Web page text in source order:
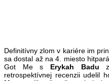
Definitívny zlom v kariére im
sa dostal až na 4. miesto
Got Me s Erykah Badu
retrospektívnej recenzii udelil